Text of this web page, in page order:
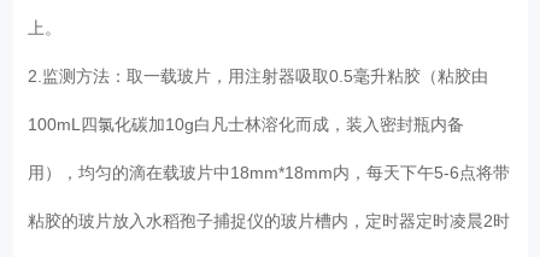
上。
2.监测方法：取一载玻片，用注射器吸取0.5毫升粘胶（粘胶由
100mL四氯化碳加10g白凡士林溶化而成，装入密封瓶内备
用），均匀的滴在载玻片中18mm*18mm内，每天下午5-6点将带
粘胶的玻片放入水稻孢子捕捉仪的玻片槽内，定时器定时凌晨2时